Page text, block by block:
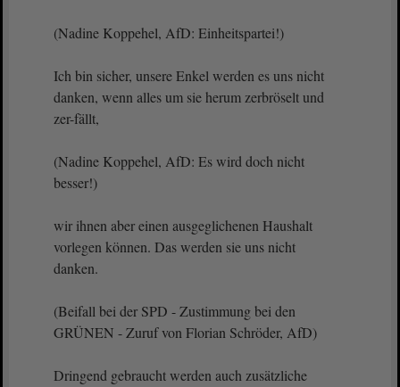
(Nadine Koppehel, AfD: Einheitspartei!)
Ich bin sicher, unsere Enkel werden es uns nicht
danken, wenn alles um sie herum zerbröselt und
zer-fällt,
(Nadine Koppehel, AfD: Es wird doch nicht
besser!)
wir ihnen aber einen ausgeglichenen Haushalt
vorlegen können. Das werden sie uns nicht
danken.
(Beifall bei der SPD - Zustimmung bei den
GRÜNEN - Zuruf von Florian Schröder, AfD)
Dringend gebraucht werden auch zusätzliche